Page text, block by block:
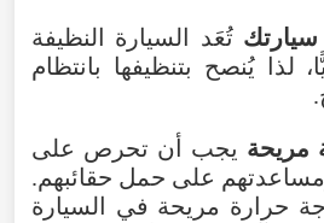
سيارتكتُعَد السيارة النظيفة
لذا يُنصح بتنظيفها بانتظام
مريحة يجب أن تحرص على
على حمل حقائبهم.
حرارة مريحة في السيارة